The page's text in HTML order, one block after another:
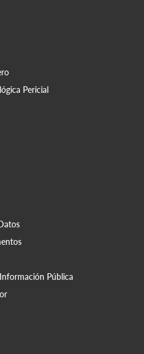
Pericial
Pública